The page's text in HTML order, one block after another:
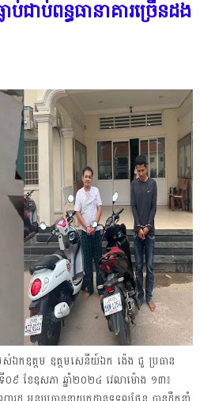
ជាប់ពន្ធធានាគារច្រេីនដង
ស់ឯកឧត្តម ឧត្តមសេនីយ៍ឯក ង៉េង ជួ ប្រធាន
ទី០៩ ខែឧសភា ឆ្នាំ២០២៤ វេលាម៉ោង ១៣៖